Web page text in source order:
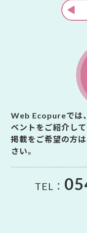
Web Ecopureでは
ベントをご紹介して
掲載をご希望の方
さい。
TEL：